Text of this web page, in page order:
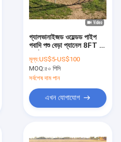
গ্যালভানাইজড ওয়েল্ডড পাইপ
গবাদি পশু বেড়া প্যানেল 8FT হর্স
মূল্য:US$5-US$100
MOQ:৫০ পিসি
সর্বশেষ দাম পান
এখন যোগাযোগ